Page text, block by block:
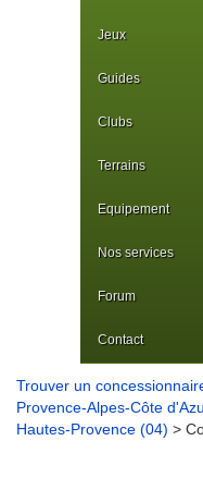
Jeux
Guides
Clubs
Terrains
Equipement
Nos services
Forum
Contact
Trouver un
Provence-Alpes-Côte
Hautes-Provence (04) >